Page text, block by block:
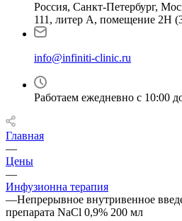
Россия, Санкт-Петербург,
111, литер А, помещение 2Н
info@infiniti-clinic.ru
Работаем ежедневно с 10:00
Главная
—
Цены
—
Инфузионна терапия
—Непрерывное внутривенное
препарата NaCl 0,9% 200 мл